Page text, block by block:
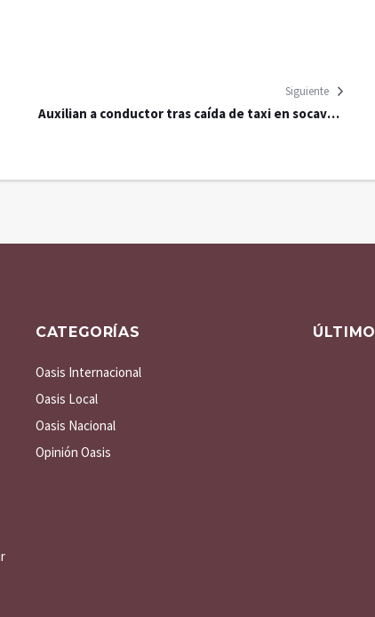
Siguiente
Auxilian a conductor tras caída de taxi en socavón
CATEGORÍAS
Oasis Internacional
Oasis Local
Oasis Nacional
Opinión Oasis
ÚLTIMO